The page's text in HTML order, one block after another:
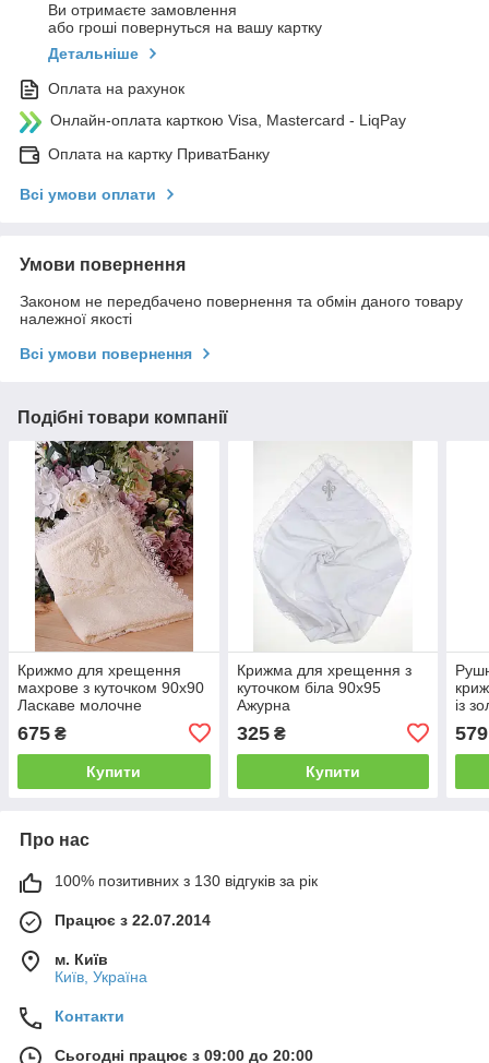
Ви отримаєте замовлення
або гроші повернуться на вашу картку
Детальніше
Оплата на рахунок
Онлайн-оплата карткою Visa, Mastercard - LiqPay
Оплата на картку ПриватБанку
Всі умови оплати
Умови повернення
Законом не передбачено повернення та обмін даного товару
належної якості
Всі умови повернення
Подібні товари компанії
Крижмо для хрещення
махрове з куточком 90х90
Ласкаве молочне
675 ₴
Купити
Крижма для хрещення з
куточком біла 90х95
Ажурна
325₴
Купити
із
579
Про нас
100% позитивних з 130 відгуків за рік
Працює з 22.07.2014
м. Київ
Київ, Україна
Контакти
Сьогодні працює з 09:00 до 20:00